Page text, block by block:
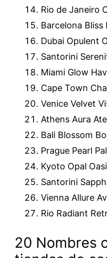
Rio de Janeiro
Barcelona Bliss
Dubai Opulent
Santorini
Miami Glow
Cape Town
Venice Velvet
Athens Aura
Bali Blossom
Prague Pearl
Kyoto Opal
Santorini
Vienna Allure
Rio Radiant
20 Nombres